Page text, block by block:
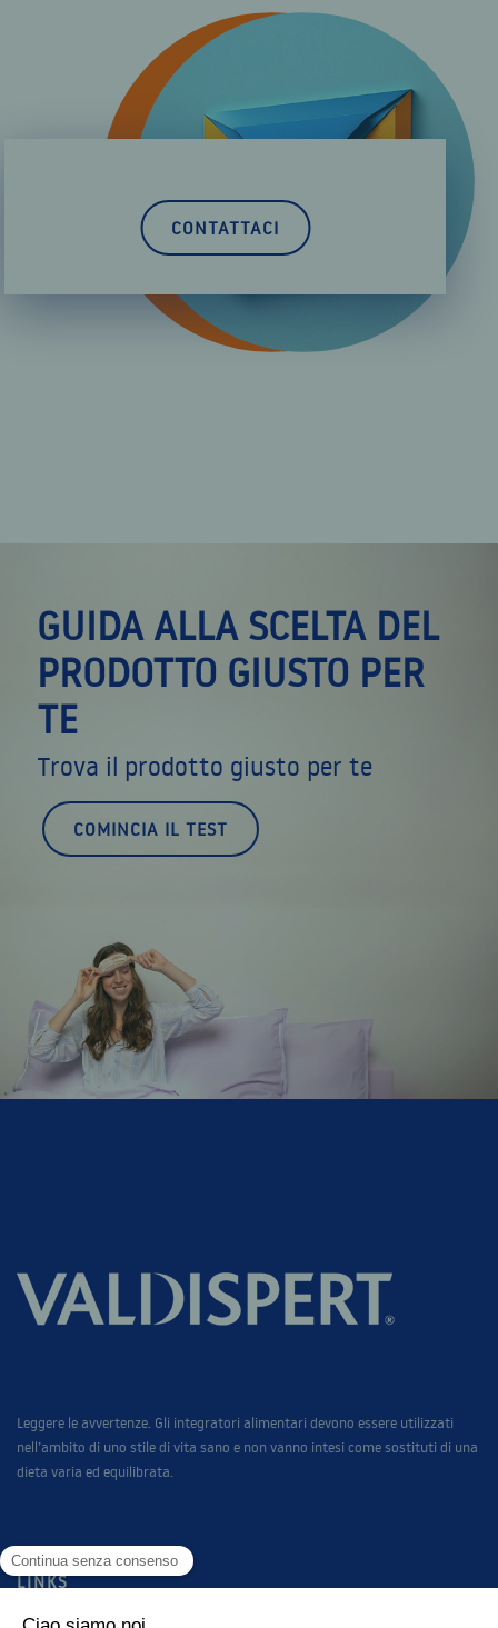
CONTATTACI
GUIDA ALLA SCELTA DEL
PRODOTTO GIUSTO PER
TE
Trova il prodotto giusto per te
COMINCIA IL TEST
Leggere le avvertenze. Gli integratori alimentari devono essere utilizzati
nell’ambito di uno stile di vita sano e non vanno intesi come sostituti di una
dieta varia ed equilibrata.
LINKS